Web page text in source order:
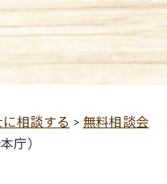
相談する > 無料相談会
庁）